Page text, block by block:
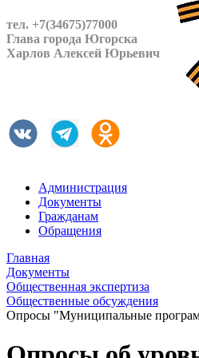
тел. +7(34675)77000
Глава города Югорска
Харлов Алексей Юрьевич
Администрация
Документы
Гражданам
Обращения
Главная
Документы
Общественная экспертиза
Общественные обсуждения
Опросы "Муниципальные